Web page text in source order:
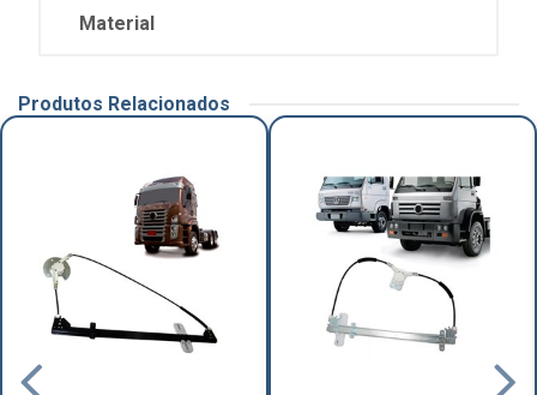
Material
Produtos Relacionados